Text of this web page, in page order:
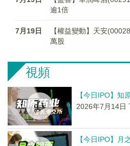
逾1倍
7月19日
【權益變動】天安
萬股
視頻
【今日IPO】知
2026年7月14日
【今日IPO】月